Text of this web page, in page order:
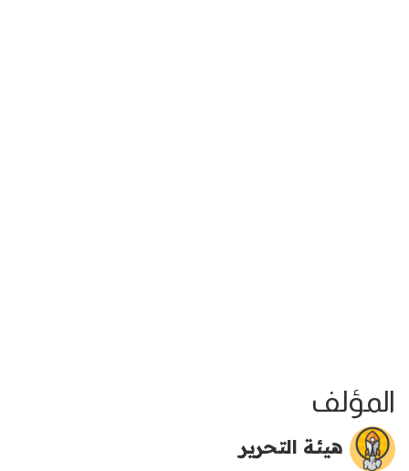
المؤلف
هيئة التحرير